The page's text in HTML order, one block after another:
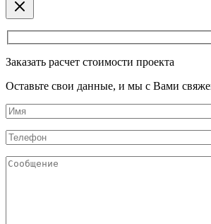
Заказать расчет стоимости проекта
Оставьте свои данные, и мы с Вами